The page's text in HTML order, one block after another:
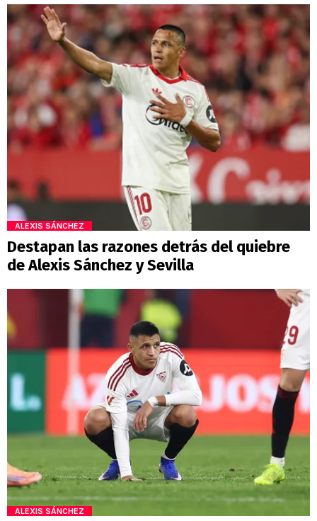
ALEXIS SÁNCHEZ
Destapan las razones detrás del quiebre
de Alexis Sánchez y Sevilla
ALEXIS SÁNCHEZ